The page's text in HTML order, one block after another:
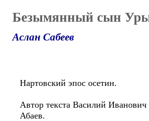
Безымянный сын
Аслан Сабеев
Нартовский эпос осетин.
Автор текста Василий Иванович
Абаев.